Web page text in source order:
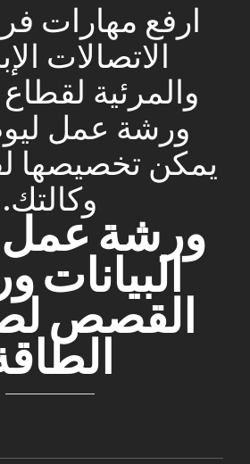
ارفع مهارات
الاتصالات
والمرئية
ورشة عمل
يمكن تخصيصها
وكالتك.
ورشة عمل
البيانات
القصص